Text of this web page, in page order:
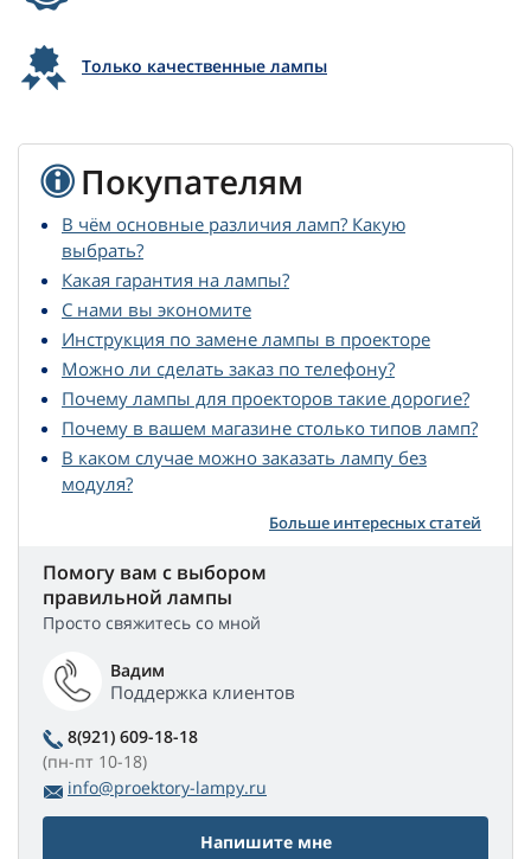
Только качественные лампы
Покупателям
В чём основные различия ламп? Какую
выбрать?
Какая гарантия на лампы?
С нами вы экономите
Инструкция по замене лампы в проекторе
Можно ли сделать заказ по телефону?
Почему лампы для проекторов такие дорогие?
Почему в вашем магазине столько типов ламп?
В каком случае можно заказать лампу без
модуля?
Больше интересных статей
Помогу вам с выбором
правильной лампы
Просто свяжитесь со мной
Вадим
Поддержка клиентов
8(921) 609-18-18
(пн-пт 10-18)
info@proektory-lampy.ru
Напишите мне